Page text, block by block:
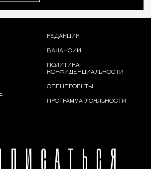
РЕДАКЦИЯ
ВАКАНСИИ
ПОЛИТИКА
КОНФИДЕНЦИАЛЬНОСТИ
СПЕЦПРОЕКТЫ
ПРОГРАММА ЛОЯЛЬНОСТИ